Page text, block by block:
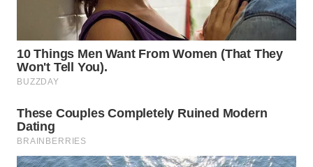
WN
LABUANBAJO
WN
BORNEO
Wahana
Media
Group